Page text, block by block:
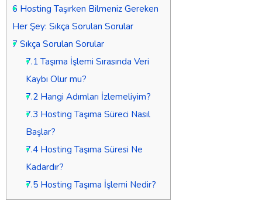
6 Hosting Taşırken Bilmeniz Gereken
Her Şey: Sıkça Sorulan Sorular
7 Sıkça Sorulan Sorular
7.1Taşıma İşlemi Sırasında Veri
Kaybı Olur mu?
7.2Hangi Adımları İzlemeliyim?
7.3 Hosting Taşıma Süreci Nasıl
Başlar?
7.4Hosting Taşıma Süresi Ne
Kadardır?
7.5Hosting Taşıma İşlemi Nedir?